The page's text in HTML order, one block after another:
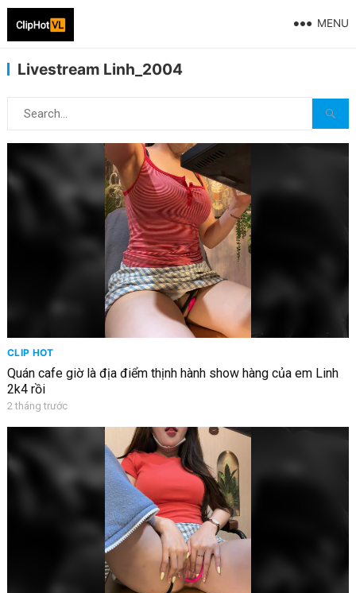
MENU
Livestream Linh_2004
CLIP HOT
Quán cafe giờ là địa điểm thịnh hành show hàng của em Linh
2k4 rồi
2 tháng trước